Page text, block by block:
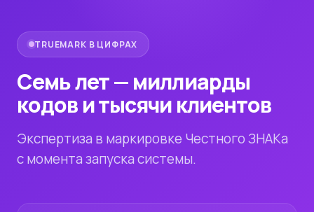
TRUEMARK В ЦИФРАХ
Семь лет — миллиарды
кодов и тысячи клиентов
Экспертиза в маркировке Честного ЗНАКа
с момента запуска системы.